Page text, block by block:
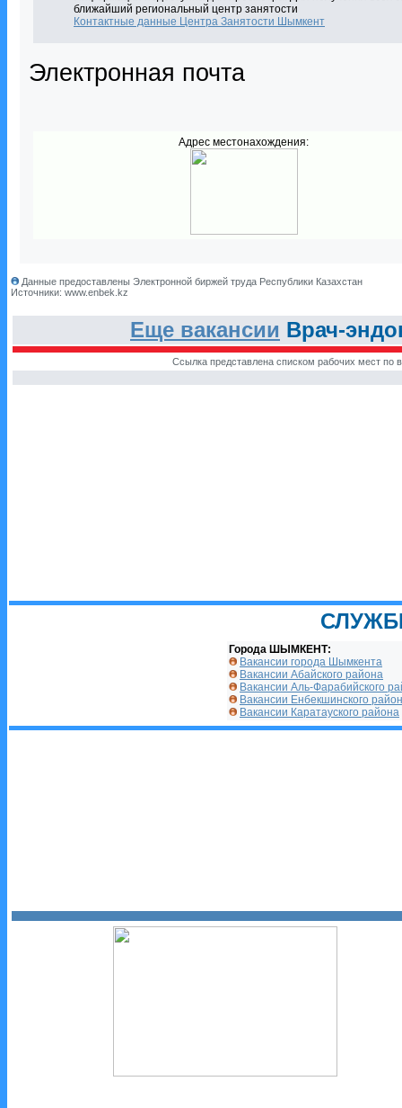
ближайший региональный центр занятости
Контактные данные Центра Занятости Шымкент
Электронная почта
Адрес местонахождения:
Данные предоставлены Электронной биржей труда Республики Казахстан
Источники: www.enbek.kz
Еще вакансии Врач-
Ссылка представлена списком рабочих мест по
Города ШЫМКЕНТ:
Вакансии города Шымкента
Вакансии Абайского района
Вакансии Аль-Фарабийского
Вакансии Енбекшинского
Вакансии Каратауского района